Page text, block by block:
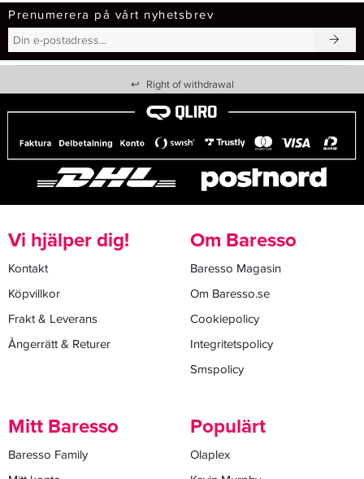
Prenumerera på vårt nyhetsbrev
↩ Right of withdrawal
Vi hjälper dig!
Kontakt
Köpvillkor
Frakt & Leverans
Ångerrätt & Returer
Om Baresso
Baresso Magasin
Om Baresso.se
Cookiepolicy
Integritetspolicy
Smspolicy
Mitt Baresso
Baresso Family
Populärt
Olaplex